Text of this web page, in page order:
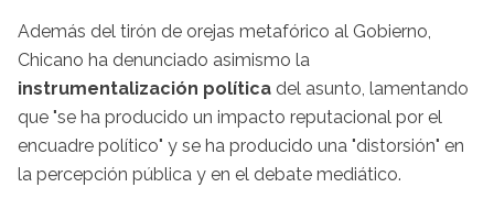
Además del tirón de orejas metafórico al Gobierno,
Chicano ha denunciado asimismo la
instrumentalización política del asunto, lamentando
que "se ha producido un impacto reputacional por el
encuadre político" y se ha producido una "distorsión" en
la percepción pública y en el debate mediático.